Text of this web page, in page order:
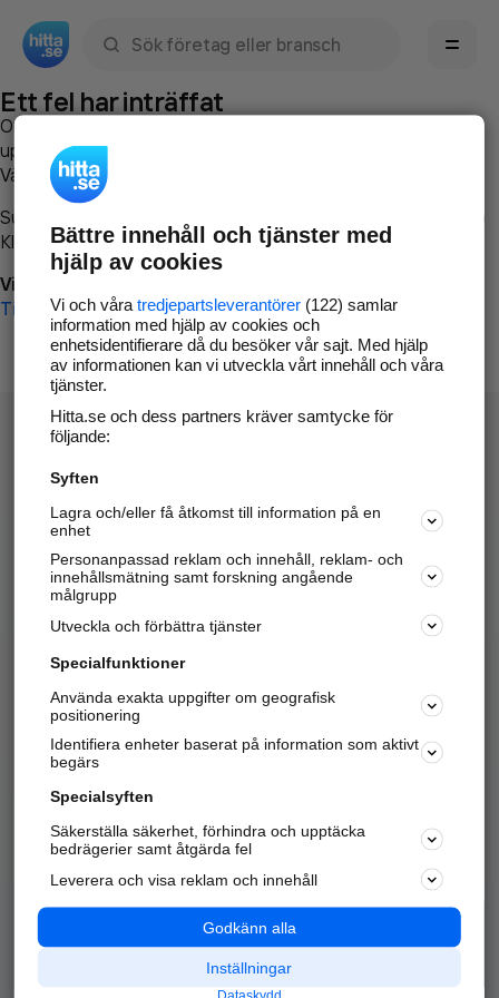
Ett fel har inträffat
Om du vill kan du
uppstod så att vi lättare och snabbare kan avhjälpa det.
Vänligen försök med följande:
Surfa till
Klicka påTillbaka-knappen i webbläsaren och försök igen
Vi beklagar besväret!
Till startsidan
Hitta.se - Gratis nummerupplysning.
Sök företag, personer och platser.
Hitta telefonnummer, adresser, företagsinfo mm.
Marknadsför företaget
Kom igång och annonsera mot
samarbetspartners nära dig.
Alla kategorier
Populära sökningar
API & Kartor
Annonsera
Integritet
Nödnummer
Bättre innehåll och tjänster med
hjälp av cookies
Vi och våra tredjepartsleverantörer(122) samlar
information med hjälp av cookies och
enhetsidentifierare då du besöker vår sajt. Med hjälp
av informationen kan vi utveckla vårt innehåll och våra
tjänster.
Hitta.se och dess partners kräver samtycke för
följande:
Syften
Lagra och/eller få åtkomst till information på en
enhet
Personanpassad reklam och innehåll, reklam- och
innehållsmätning samt forskning angående
målgrupp
Utveckla och förbättra tjänster
Specialfunktioner
Använda exakta uppgifter om geografisk
positionering
Identifiera enheter baserat på information som aktivt
begärs
Specialsyften
Säkerställa säkerhet, förhindra och upptäcka
bedrägerier samt åtgärda fel
Leverera och visa reklam och innehåll
Godkänn alla
Inställningar
Dataskydd